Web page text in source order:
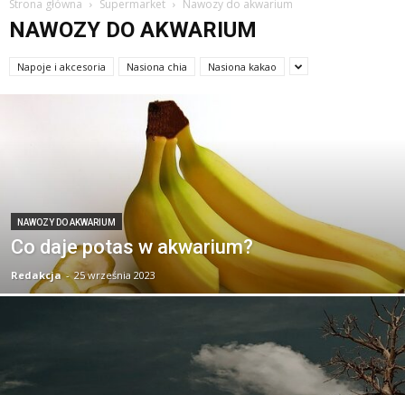
Strona główna Supermarket Nawozy do akwarium
NAWOZY DO AKWARIUM
Napoje i akcesoria Nasiona chia Nasiona kakao
NAWOZY DO AKWARIUM
Co daje potas w akwarium?
Redakcja - 25 września 2023